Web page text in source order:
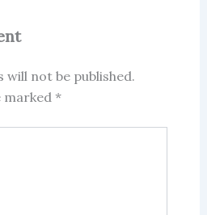
will not be published.
marked *